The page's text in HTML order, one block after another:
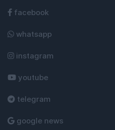
facebook
whatsapp
instagram
youtube
telegram
google news